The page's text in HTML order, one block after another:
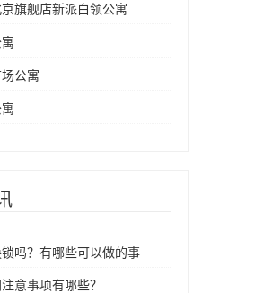
旗舰店新派白领公寓
公寓
吗？有哪些可以做的事
意事项有哪些？